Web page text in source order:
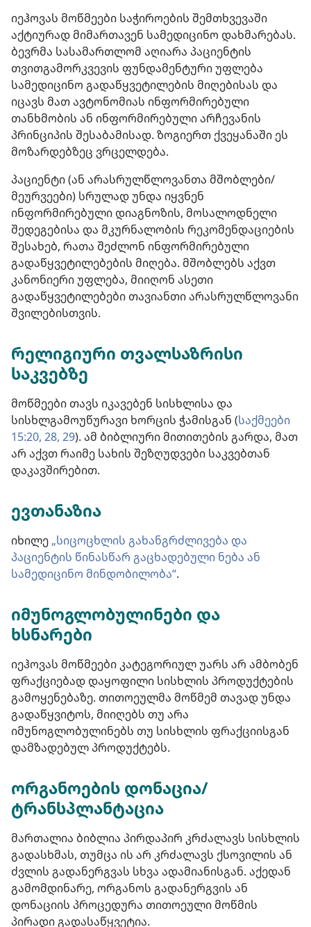
იეჰოვას მოწმეები საჭიროების შემთხვევაში
აქტიურად მიმართავენ სამედიცინო დახმარებას.
ბევრმა სასამართლომ აღიარა პაციენტის
თვითგამორკვევის ფუნდამენტური უფლება
სამედიცინო გადაწყვეტილების მიღებისას და
იცავს მათ ავტონომიას ინფორმირებული
თანხმობის ან ინფორმირებული არჩევანის
პრინციპის შესაბამისად. ზოგიერთ ქვეყანაში ეს
მოზარდებზეც ვრცელდება.
პაციენტი (ან არასრულწლოვანთა მშობლები/
მეურვეები) სრულად უნდა იყვნენ
ინფორმირებული დიაგნოზის, მოსალოდნელი
შედეგებისა და მკურნალობის რეკომენდაციების
შესახებ, რათა შეძლონ ინფორმირებული
გადაწყვეტილებების მიღება. მშობლებს აქვთ
კანონიერი უფლება, მიიღონ ასეთი
გადაწყვეტილებები თავიანთი არასრულწლოვანი
შვილებისთვის.
რელიგიური თვალსაზრისი
საკვებზე
მოწმეები თავს იკავებენ სისხლისა და
სისხლგამოუწურავი ხორცის ჭამისგან (საქმეები
15:20, 28, 29). ამ ბიბლიური მითითების გარდა, მათ
არ აქვთ რაიმე სახის შეზღუდვები საკვებთან
დაკავშირებით.
ევთანაზია
იხილე „სიცოცხლის გახანგრძლივება და
პაციენტის წინასწარ გაცხადებული ნება ან
სამედიცინო მინდობილობა“.
იმუნოგლობულინები და
ხსნარები
იეჰოვას მოწმეები კატეგორიულ უარს არ ამბობენ
ფრაქციებად დაყოფილი სისხლის პროდუქტების
გამოყენებაზე. თითოეულმა მოწმემ თავად უნდა
გადაწყვიტოს, მიიღებს თუ არა
იმუნოგლობულინებს თუ სისხლის ფრაქციისგან
დამზადებულ პროდუქტებს.
ორგანოების დონაცია/
ტრანსპლანტაცია
მართალია ბიბლია პირდაპირ კრძალავს სისხლის
გადასხმას, თუმცა ის არ კრძალავს ქსოვილის ან
ძვლის გადანერგვას სხვა ადამიანისგან. აქედან
გამომდინარე, ორგანოს გადანერგვის ან
დონაციის პროცედურა თითოეული მოწმის
პირადი გადასაწყვეტია.